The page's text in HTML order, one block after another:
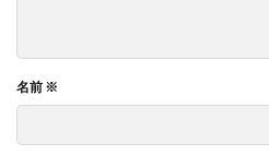
皆さんも、自分に合ったアプリを見
んでみませんか？
名前 ※